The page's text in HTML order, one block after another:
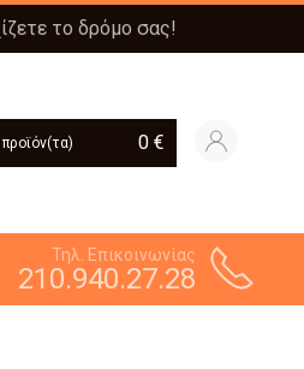
το δρόμο σας!
προϊόν(τα) 0 €
Τηλ. Επικοινωνίας
210.940.27.28